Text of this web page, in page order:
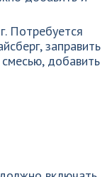
Потребуется
заправить
добавить